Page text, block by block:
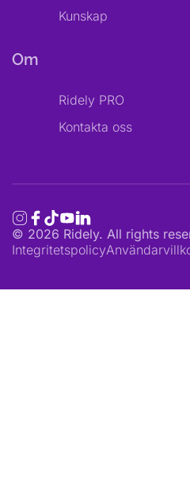
Kunskap
Om
Ridely PRO
Kontakta oss
© 2026 Ridely. All rights
Integritetspolicy